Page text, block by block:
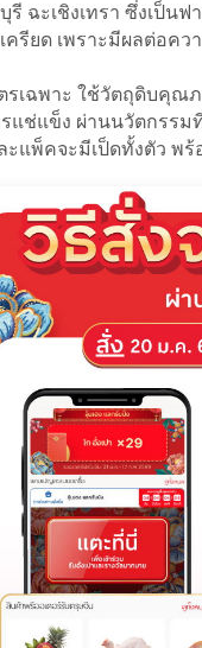
ฉะเชิงเทรา ซึ่งเป็
รียด เพราะมีผลต่อคว
รเฉพาะ ใช้วัตถุดิบคุณ
ช่แข็ง ผ่านนวัตกรรม
แพ็คจะมีเป็ดทั้งตัว พ